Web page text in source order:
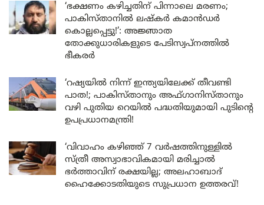
‘ഭക്ഷണം കഴിച്ചതിന് പിന്നാലെ മരണം;
പാകിസ്താനിൽ ലഷ്കർ കമാൻഡർ
കൊല്ലപ്പെട്ടു!’: അജ്ഞാത
തോക്കുധാരികളുടെ പേടിസ്വപ്നത്തിൽ
ഭീകരർ
‘റഷ്യയിൽ നിന്ന് ഇന്ത്യയിലേക്ക് തീവണ്ടി
പാത!; പാകിസ്താനും അഫ്ഗാനിസ്താനും
വഴി പുതിയ റെയിൽ പദ്ധതിയുമായി പുടിന്റെ
ഉപപ്രധാനമന്ത്രി!
‘വിവാഹം കഴിഞ്ഞ് 7 വർഷത്തിനുള്ളിൽ
സ്ത്രീ അസ്വാഭാവികമായി മരിച്ചാൽ
ഭർത്താവിന് രക്ഷയില്ല; അലഹാബാദ്
ഹൈക്കോടതിയുടെ സുപ്രധാന ഉത്തരവ്!